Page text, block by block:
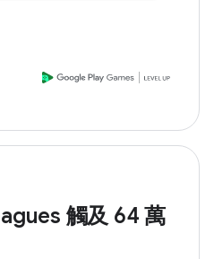
觸及 64 萬